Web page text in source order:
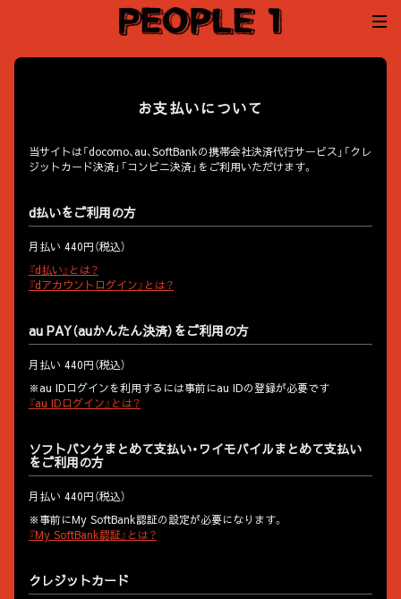
お支払いについて
当サイトは「docomo、au、SoftBankの携帯会社決済代行サービス」「クレ
ジットカード決済」「コンビニ決済」をご利用いただけます。
d払いをご利用の方
月払い 440円（税込）
『d払い』とは？
『dアカウントログイン』とは？
au PAY（auかんたん決済）をご利用の方
月払い 440円（税込）
※au IDログインを利用するには事前にau IDの登録が必要です
『au IDログイン』とは？
ソフトバンクまとめて支払い・ワイモバイルまとめて支払い
をご利用の方
月払い 440円（税込）
※事前にMy SoftBank認証の設定が必要になります。
『My SoftBank認証』とは？
クレジットカード